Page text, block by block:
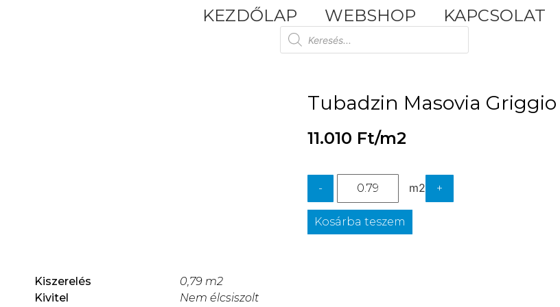
KEZDŐLAP WEBSHOP KAPCSOLAT
Tuscania Durango Medium
Tubadzin Masovia Griggio
11.010 Ft/m2
- m2 +
Kosárba teszem
Kiszerelés
0,79 m2
Kivitel
Nem élcsiszolt